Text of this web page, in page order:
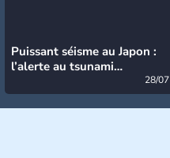
Puissant séisme au Japon :
l’alerte au tsunami
28/07